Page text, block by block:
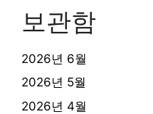
보관함
2026년 6월
2026년 5월
2026년 4월